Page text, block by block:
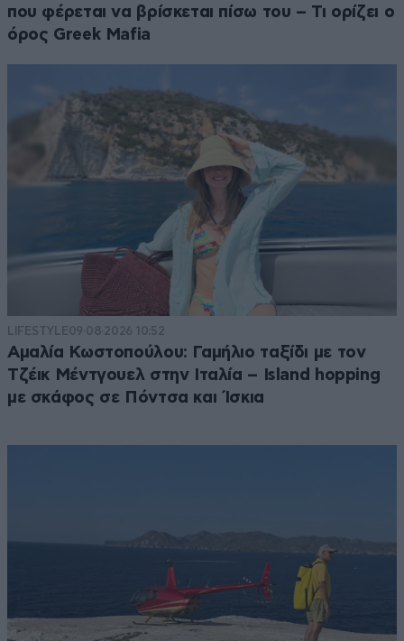
που φέρεται να βρίσκεται πίσω του – Τι ορίζει ο
όρος Greek Mafia
LIFESTYLE09·08·2026 10:52
Αμαλία Κωστοπούλου: Γαμήλιο ταξίδι με τον
Τζέικ Μέντγουελ στην Ιταλία – Island hopping
με σκάφος σε Πόντσα και Ίσκια